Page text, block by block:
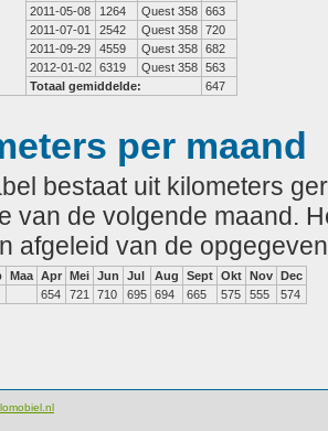
2011-05-08
1264 Quest 358 663
2011-07-01
2542 Quest 358 720
2011-09-29
4559 Quest 358 682
2012-01-02 6319 Quest 358 563
Totaal gemiddelde:
647
per maand
bestaat uit kilometers
van de volgende maand.
afgeleid van de
Maa Apr Mei Jun Jul Aug Sept Okt Nov Dec
654 721 710 695 694 665 575 555 574